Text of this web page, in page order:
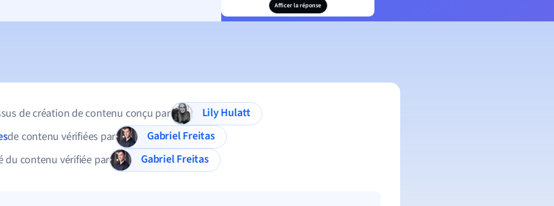
Afficer la réponse
de création de contenu conçu par
Lily Hulatt
de contenu vérifiées par
Gabriel Freitas
du contenu vérifiée par
Gabriel Freitas